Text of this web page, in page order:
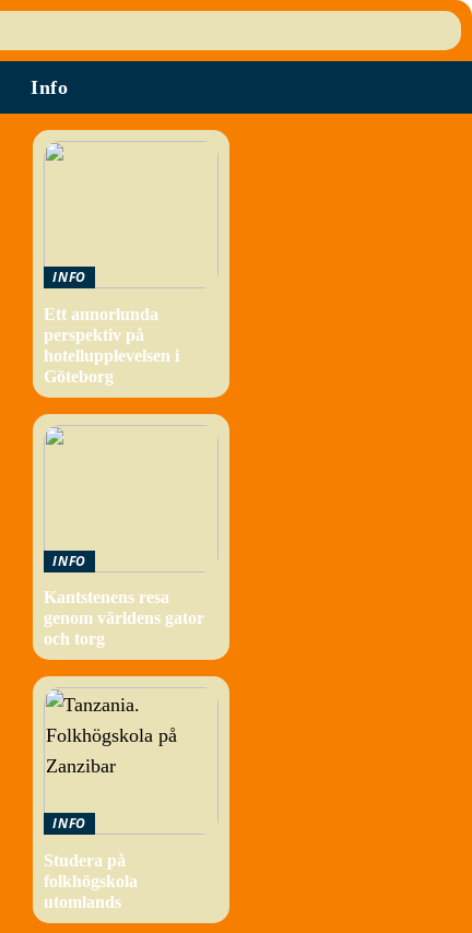
Info
INFO
Ett annorlunda
perspektiv på
hotellupplevelsen i
Göteborg
INFO
Kantstenens resa
genom världens gator
och torg
INFO
Studera på
folkhögskola
utomlands